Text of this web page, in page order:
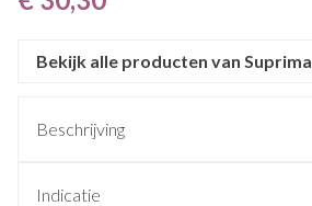
Bekijk alle producten van Suprima
Beschrijving
Indicatie